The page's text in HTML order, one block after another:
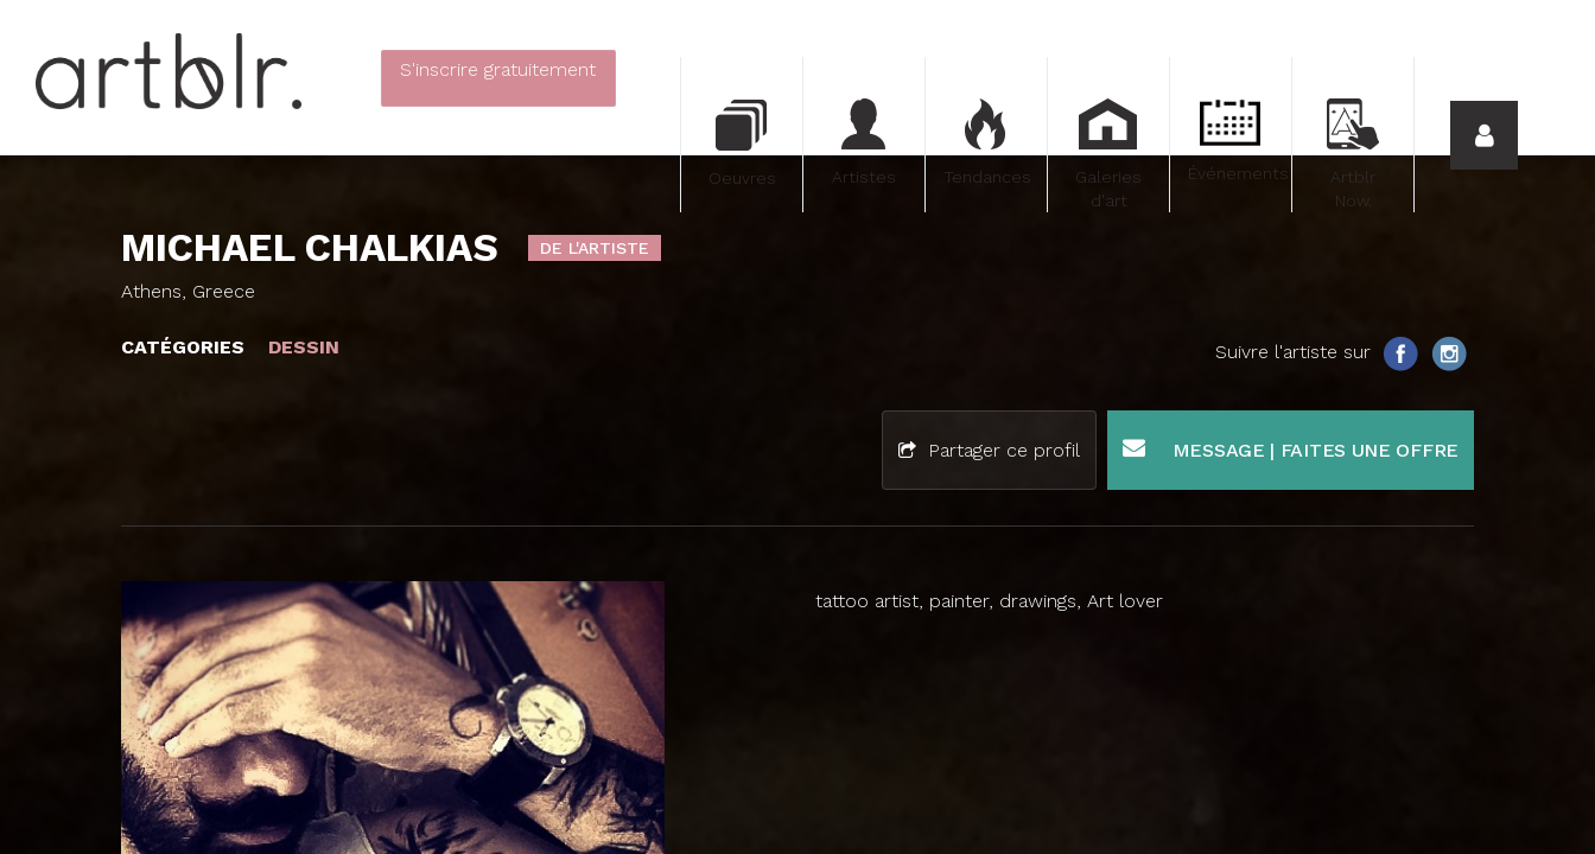
S'inscrire gratuitement
Oeuvres Artistes Tendances
Galeries
d'art
Événements
Artblr
Now.
MICHAEL CHALKIAS DE L'ARTISTE
Athens, Greece
CATÉGORIES DESSIN Suivre l'artiste sur
Partager ce profil MESSAGE | FAITES UNE OFFRE
tattoo artist, painter, drawings, Art lover